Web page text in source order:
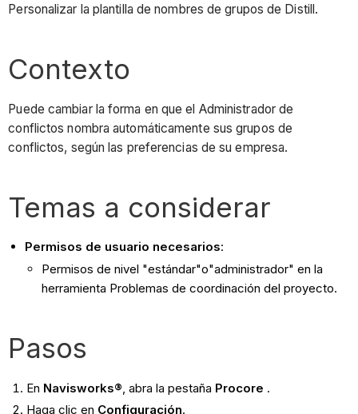
Personalizar la plantilla de nombres de grupos de Distill.
Contexto
Puede cambiar la forma en que el Administrador de
conflictos nombra automáticamente sus grupos de
conflictos, según las preferencias de su empresa.
Temas a considerar
Permisos de usuario necesarios:
Permisos de nivel "estándar"o"administrador" en la
herramienta Problemas de coordinación del proyecto.
Pasos
En Navisworks® , abra la pestaña Procore .
Haga clic en Configuración.